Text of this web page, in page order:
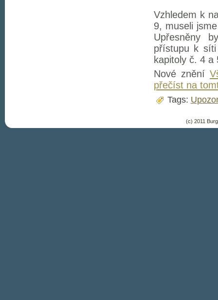
Vzhledem k
9, museli
Upřesněny
přístupu k
kapitoly č. 4 a
Nové znění
přečíst na
Tags:
(c) 2011